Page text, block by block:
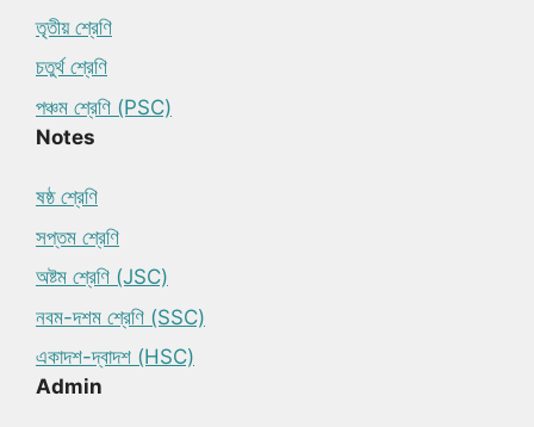
তৃতীয় শ্রেণি
চতুর্থ শ্রেণি
পঞ্চম শ্রেণি (PSC)
Notes
ষষ্ঠ শ্রেণি
সপ্তম শ্রেণি
অষ্টম শ্রেণি (JSC)
নবম-দশম শ্রেণি (SSC)
একাদশ-দ্বাদশ (HSC)
Admin